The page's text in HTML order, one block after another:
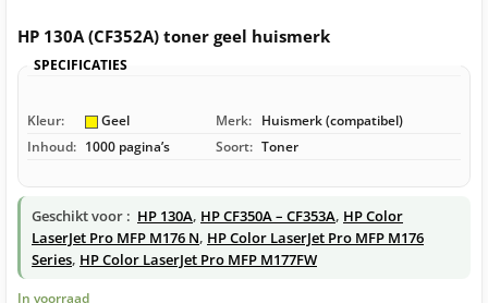
HP 130A (CF352A) toner geel huismerk
SPECIFICATIES
Kleur: Geel Merk: Huismerk (compatibel)
Inhoud: 1000 pagina’s Soort: Toner
Geschikt voor : HP 130A, HP CF350A – CF353A, HP Color
LaserJet Pro MFP M176 N, HP Color LaserJet Pro MFP M176
Series, HP Color LaserJet Pro MFP M177FW
In voorraad